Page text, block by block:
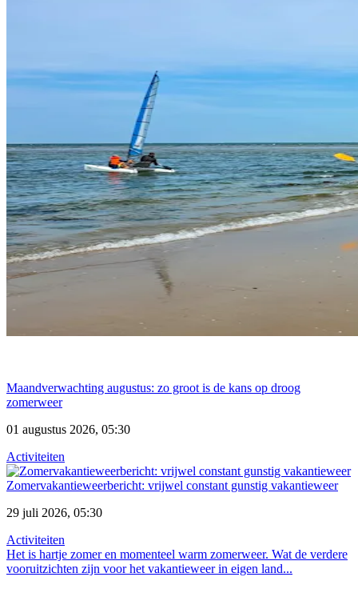
Maandverwachting augustus: zo groot is de kans op droog
zomerweer
01 augustus 2026, 05:30
Activiteiten
Zomervakantieweerbericht: vrijwel constant gunstig vakantieweer
29 juli 2026, 05:30
Activiteiten
Het is hartje zomer en momenteel warm zomerweer. Wat de verdere
vooruitzichten zijn voor het vakantieweer in eigen land...